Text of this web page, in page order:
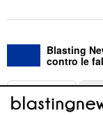
Blasting
contro le
ABOUT